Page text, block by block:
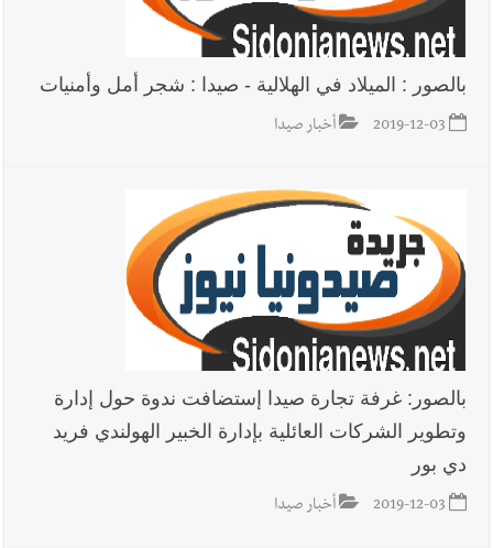
بالصور : الميلاد في الهلالية - صيدا : شجر أمل وأمنيات
2019-12-03 أخبار صيدا
بالصور: غرفة تجارة صيدا إستضافت ندوة حول إدارة
وتطوير الشركات العائلية بإدارة الخبير الهولندي فريد
دي بور
2019-12-03 أخبار صيدا